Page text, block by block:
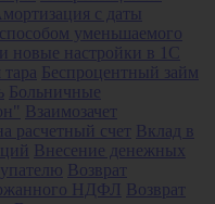
с даты
уменьшаемого
новые настройки в 1С
тара Беспроцентный займ
Больничные
Взаимозачет
расчетный счет Вклад в
Внесение денежных
Возврат
НДФЛ Возврат